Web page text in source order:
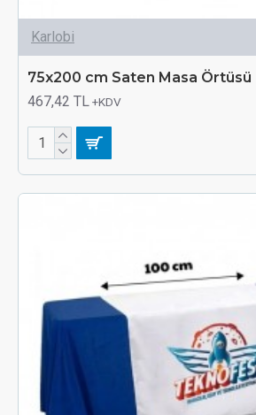
Karlobi
75x200 cm Saten Masa Örtüsü
467,42 TL +KDV